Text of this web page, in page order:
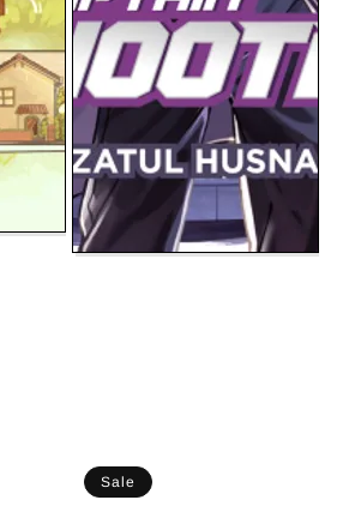
Sale